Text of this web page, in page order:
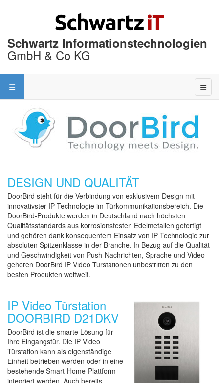
Schwartz Informationstechnologien
GmbH & Co KG
DESIGN UND QUALITÄT
DoorBird steht für die Verbindung von exklusivem Design mit
innovativster IP Technologie im Türkommunikationsbereich. Die
DoorBird-Produkte werden in Deutschland nach höchsten
Qualitätsstandards aus korrosionsfesten Edelmetallen gefertigt
und gehören dank konsequentem Einsatz von IP Technologie zur
absoluten Spitzenklasse in der Branche. In Bezug auf die Qualität
und Geschwindigkeit von Push-Nachrichten, Sprache und Video
gehören DoorBird IP Video Türstationen unbestritten zu den
besten Produkten weltweit.
IP Video Türstation
DOORBIRD D21DKV
DoorBird ist die smarte Lösung für
Ihre Eingangstür. Die IP Video
Türstation kann als eigenständige
Einheit betrieben werden oder in eine
bestehende Smart-Home-Plattform
integriert werden. Auch bereits